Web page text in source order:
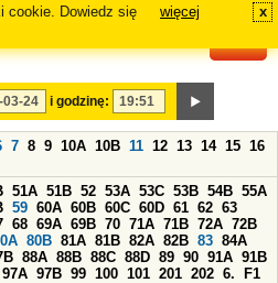
cookie. Dowiedz się
więcej x
i godzinę:
7 8 9 10A 10B 11 12 13 14 15 16
51A 51B 52 53A 53C 53B 54B 55A
59 60A 60B 60C 60D 61 62 63
68 69A 69B 70 71A 71B 72A 72B
80B 81A 81B 82A 82B 83 84A
88A 88B 88C 88D 89 90 91A 91B
97A 97B 99 100 101 201 202 6.
F1